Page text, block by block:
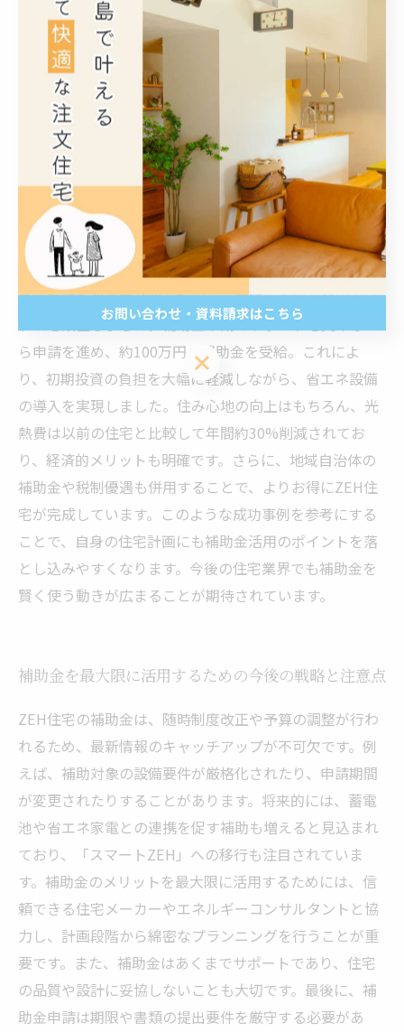
功の秘訣です。また、申請書類の不備や期限遅れを防ぐ
ため、スケジュール管理を徹底することも重要です。こ
れらの流れを正しく理解しておくことで、補助金の受給
確率を高め、安心してZEH住宅建築に取り組めます。
実際に補助金を活用したZEH住宅の成功事例紹介
実際にZEH住宅の補助金を活用して建築を行った事例を
見ることは、具体的な活用イメージを持つうえで非常に
有益です。ある注文住宅の施主は、補助金を活用しつつ
高断熱性能の外壁と窓を採用し、屋根に太陽光発電シス
テムを設置しました。補助金申請のサポートを受けなが
ら申請を進め、約100万円の補助金を受給。これによ
り、初期投資の負担を大幅に軽減しながら、省エネ設備
の導入を実現しました。住み心地の向上はもちろん、光
熱費は以前の住宅と比較して年間約30%削減されてお
り、経済的メリットも明確です。さらに、地域自治体の
補助金や税制優遇も併用することで、よりお得にZEH住
宅が完成しています。このような成功事例を参考にする
ことで、自身の住宅計画にも補助金活用のポイントを落
とし込みやすくなります。今後の住宅業界でも補助金を
賢く使う動きが広まることが期待されています。
補助金を最大限に活用するための今後の戦略と注意点
ZEH住宅の補助金は、随時制度改正や予算の調整が行わ
れるため、最新情報のキャッチアップが不可欠です。例
えば、補助対象の設備要件が厳格化されたり、申請期間
が変更されたりすることがあります。将来的には、蓄電
池や省エネ家電との連携を促す補助も増えると見込まれ
ており、「スマートZEH」への移行も注目されていま
す。補助金のメリットを最大限に活用するためには、信
頼できる住宅メーカーやエネルギーコンサルタントと協
力し、計画段階から綿密なプランニングを行うことが重
要です。また、補助金はあくまでサポートであり、住宅
の品質や設計に妥協しないことも大切です。最後に、補
助金申請は期限や書類の提出要件を厳守する必要があ
お問い合わせ・資料請求はこちら
お問い合わせ・資料請求はこちら